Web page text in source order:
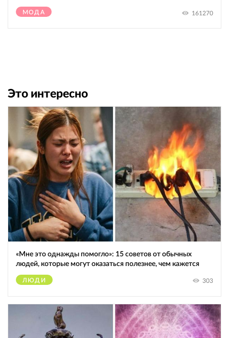
МОДА 161270
Это интересно
«Мне это однажды помогло»: 15 советов от обычных
людей, которые могут оказаться полезнее, чем кажется
ЛЮДИ 303